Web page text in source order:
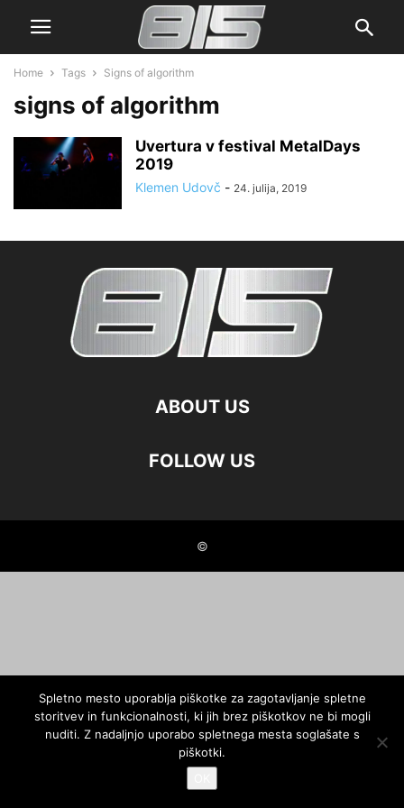
Home Tags Signs of algorithm
signs of algorithm
Uvertura v festival MetalDays
2019
Klemen Udovč - 24. julija, 2019
ABOUT US
FOLLOW US
©
Spletno mesto uporablja piškotke za zagotavljanje spletne
storitvev in funkcionalnosti, ki jih brez piškotkov ne bi mogli
nuditi. Z nadaljnjo uporabo spletnega mesta soglašate s
piškotki.